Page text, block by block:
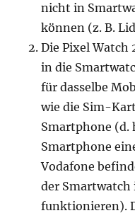
nicht in
können (z. B.
Die Pixel Watch
in die
für dasselbe
wie die Sim-
Smartphone (d.
Smartphone
Vodafone
der Smartwatch
funktionieren).